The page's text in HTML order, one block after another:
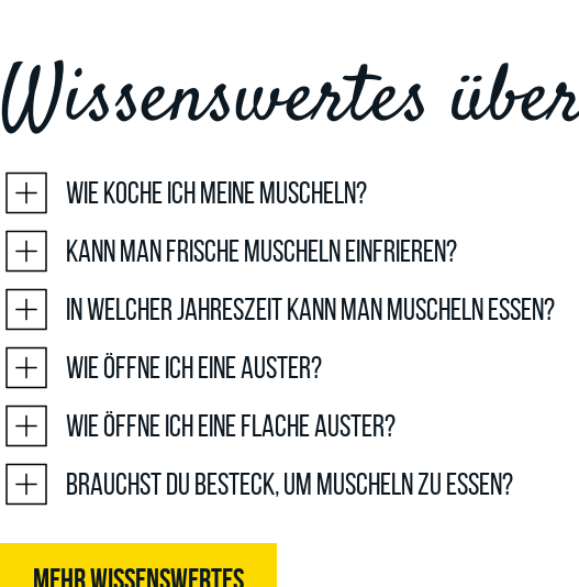
Wissenswertes
Wie koche ich meine Muscheln?
Kann man frische Muscheln einfrieren?
In welcher Jahreszeit kann man Muscheln essen?
Wie öffne ich eine Auster?
Wie öffne ich eine flache Auster?
Brauchst du Besteck, um Muscheln zu essen?
MEHR WISSENSWERTES